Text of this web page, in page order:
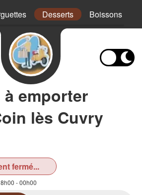
Desserts Boissons
emporter
lès Cuvry
fermé...
- 00h00